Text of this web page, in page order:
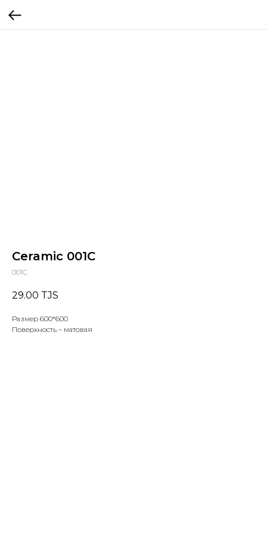
Ceramic 001C
001C
29.00 TJS
Размер 600*600
Поверхность – матовая